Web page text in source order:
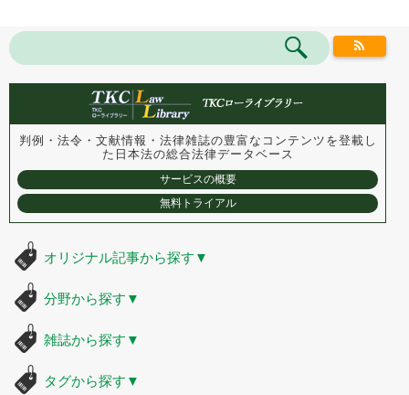
判例・法令・文献情報・法律雑誌の豊富なコンテンツを登載し
た 日本法の総合法律データベース
サービスの概要
無料トライアル
オリジナル記事から探す ▼
分野から探す ▼
雑誌から探す ▼
タグから探す ▼